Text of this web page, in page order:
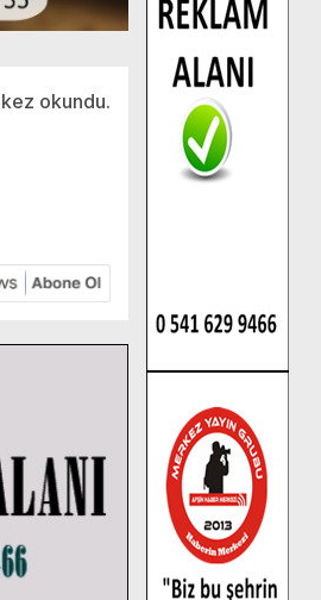
kez okundu.